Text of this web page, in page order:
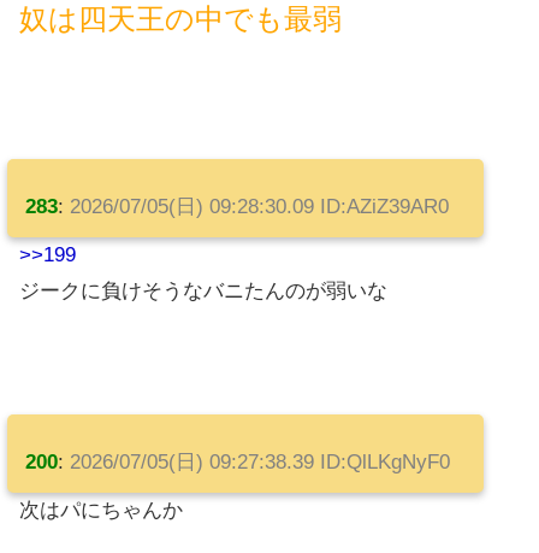
奴は四天王の中でも最弱
283: 2026/07/05(日) 09:28:30.09 ID:AZiZ39AR0
>>199
ジークに負けそうなバニたんのが弱いな
200: 2026/07/05(日) 09:27:38.39 ID:QlLKgNyF0
次はパにちゃんか